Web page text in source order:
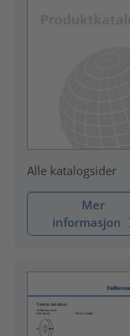
Alle katalogsider
Mer
informasjon